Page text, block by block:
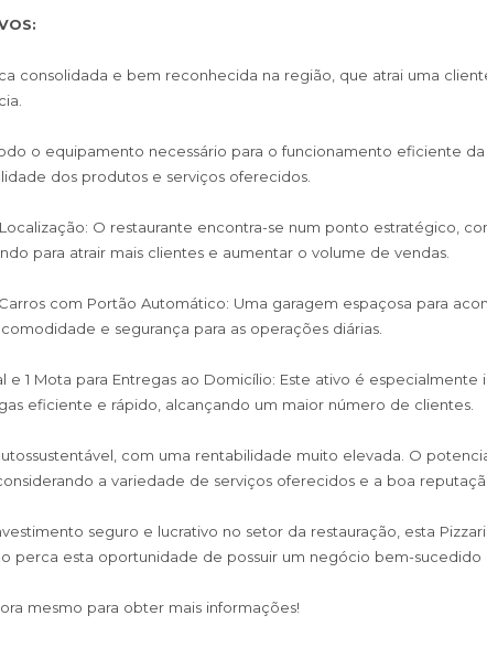
consolidada e bem reconhecida na região, que atrai uma
o equipamento necessário para o funcionamento eficiente
dos produtos e serviços oferecidos.
O restaurante encontra-se num ponto estratégico,
para atrair mais clientes e aumentar o volume de vendas.
com Portão Automático: Uma garagem espaçosa para
e segurança para as operações diárias.
e 1 Mota para Entregas ao Domicílio: Este ativo é
eficiente e rápido, alcançando um maior número de clientes.
com uma rentabilidade muito elevada. O
a variedade de serviços oferecidos e a boa
seguro e lucrativo no setor da restauração, esta
perca esta oportunidade de possuir um negócio bem-sucedido
mesmo para obter mais informações!